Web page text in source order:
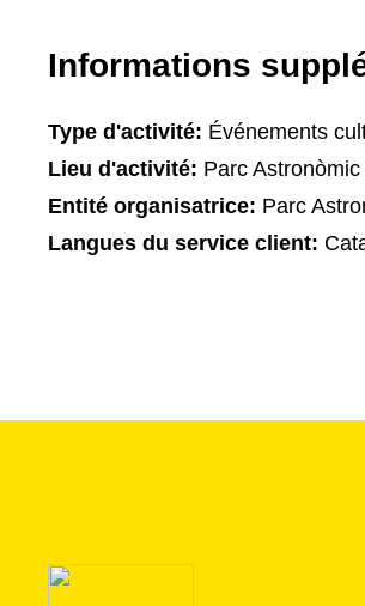
Informations
Type d'activité: Événements
Lieu d'activité: Parc
Entité organisatrice: Parc
Langues du service client: